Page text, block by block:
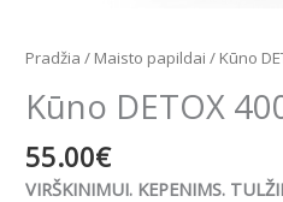
Pradžia / Maisto papildai / Kūno
Kūno DETOX
55.00€
VIRŠKINIMUI. KEPENIMS.